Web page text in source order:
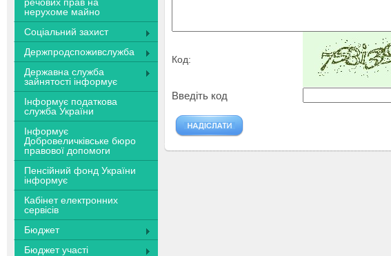
нерухоме майно
Соціальний захист
Держпродспоживслужба
Державна служба
зайнятості інформує
Інформує податкова
служба України
Інформує
Добровеличківське бюро
правової допомоги
Пенсійний фонд України
інформує
Кабінет електронних
сервісів
Бюджет
Бюджет участі
Код:
Введіть код